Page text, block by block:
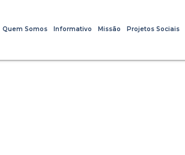
Quem Somos Informativo Missão Projetos Sociais